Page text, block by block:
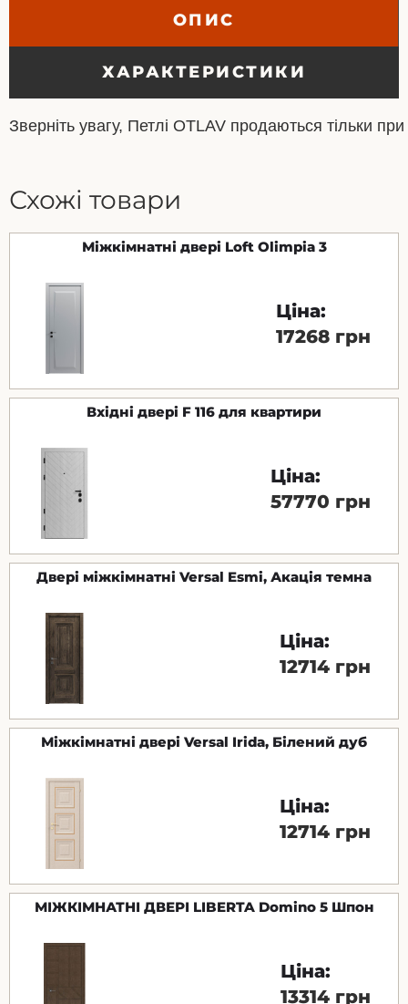
ОПИС
ХАРАКТЕРИСТИКИ
Зверніть увагу, Петлі OTLAV продаються тільки
Схожі товари
Міжкімнатні двері Loft Olimpia 3
Ціна:
17268 грн
Вхідні двері F 116 для квартири
Ціна:
57770 грн
Двері міжкімнатні Versal Esmi, Акація темна
Ціна:
12714 грн
Міжкімнатні двері Versal Irida, Білений дуб
Ціна:
12714 грн
МІЖКІМНАТНІ ДВЕРІ LIBERTA Domino 5 Шпон
Ціна:
13314 грн